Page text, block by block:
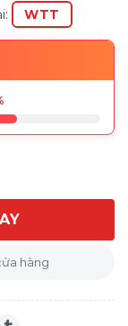
WTT
Kim Anh (13 chi
hàng